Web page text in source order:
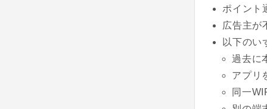
ポイント
広告主が
以下のい
過去に
アプリ
同一